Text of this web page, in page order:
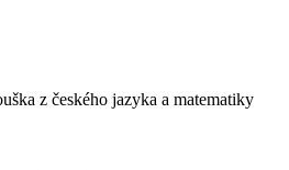
z českého jazyka a matematiky